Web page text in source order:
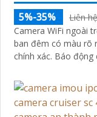
5%-35%
Liên hệ
Camera WiFi ngoài
ban đêm có màu rõ
chính xác. Báo